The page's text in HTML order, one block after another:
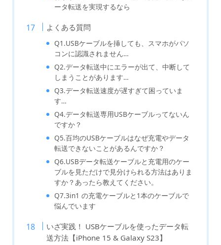
ータ転送を実現するなら
よくある質問
Q1.USBケーブルを挿しても、スマホがパソ
コンに認識されません…
Q2.データ転送中にエラーが出て、中断して
しまうことがあります…
Q3.データ転送速度が遅すぎて困っていま
す…
Q4.データ転送専用USBケーブルってないん
ですか？
Q5.百均のUSBケーブルはなぜ充電やデータ
転送できないことがあるんですか？
Q6.USBデータ転送ケーブルと充電用のケー
ブルを見ただけで見分けられる方法はありま
すか？あったら教えてください。
Q7.3in1 の充電ケーブルと1本のケーブルで
悩んでいます
いざ実践！ USBケーブルを使ったデータ転
送方法【iPhone 15 & Galaxy S23】